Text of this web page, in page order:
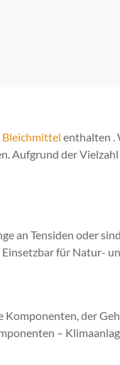
Bleichmittel enthalten .
Aufgrund der
an Tensiden oder
Einsetzbar für Natur-
Komponenten, der
–